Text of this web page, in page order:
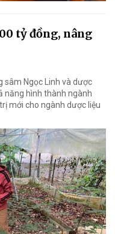
tỷ đồng, nâng
sâm Ngọc Linh và dược
năng hình thành ngành
mới cho ngành dược liệu